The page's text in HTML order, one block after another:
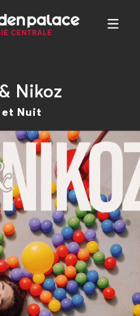
Nikoz
et Nuit